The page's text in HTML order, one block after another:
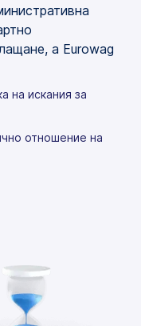
а Eurowag
на искания за
отношение на